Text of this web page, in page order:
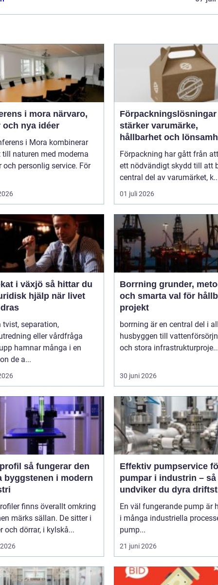
i mora närvaro,
och nya idéer
i Mora kombinerar
till naturen med moderna
och personlig service. För
stärker varumärke,
hållbarhet och
Förpackning har gått från
ett nödvändigt skydd till att
central del av varumärket,
01 juli 2026
växjö så hittar du
hjälp när livet
tvist, separation,
eller vårdfråga
hamnar många i en
de a...
Borrning grunder, metoder
och smarta val för
projekt
borrning är en central del i
husbyggen till
och stora
30 juni 2026
den
byggstenen i modern
finns överallt omkring
märks sällan. De sitter i
och dörrar, i kylskå...
Effektiv pumpservice
pumpar i industrin – så
undviker du dyra
En väl fungerande pump är
i många industriella
pump...
21 juni 2026